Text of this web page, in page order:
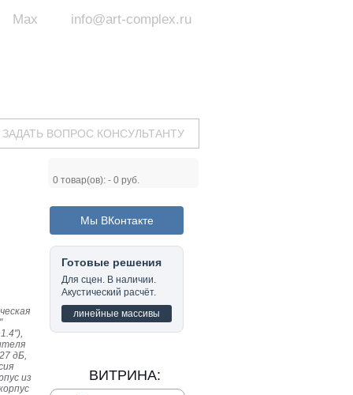
info@art-complex.ru
Max
ЗАДАТЬ ВОПРОС КОНСУЛЬТАНТУ
0 товар(ов): - 0 руб.
дБ,
из
Мы ВКонтакте
Готовые решения
Для сцен. В наличии.
Акустический расчёт.
линейные массивы
ВИТРИНА: